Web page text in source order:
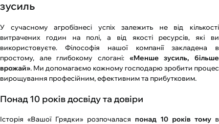
зусиль
У сучасному агробізнесі успіх залежить не від кількості
витрачених годин на полі, а від якості ресурсів, які ви
використовуєте. Філософія нашої компанії закладена в
простому, але глибокому слогані: «Менше зусиль, більше
врожай». Ми допомагаємо кожному господарю зробити процес
вирощування професійним, ефективним та прибутковим.
Понад 10 років досвіду та довіри
Історія «Вашої Грядки» розпочалася понад 10 років тому в